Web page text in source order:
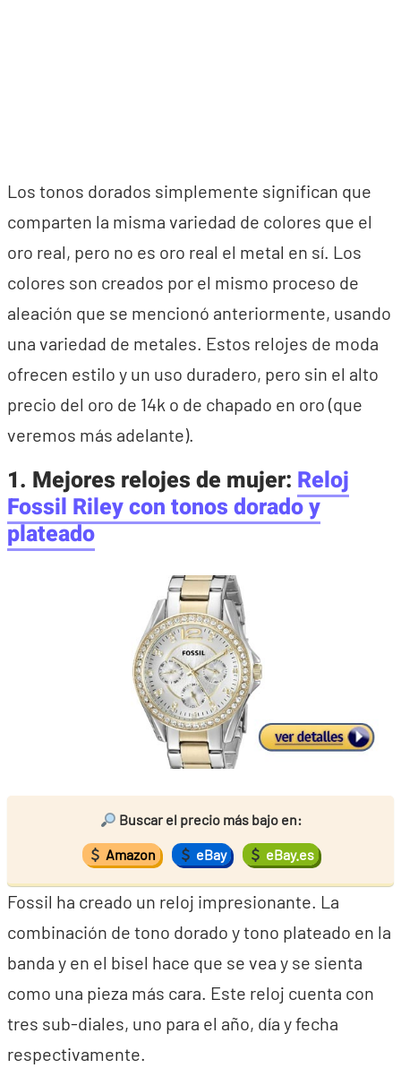
Los tonos dorados simplemente significan que
comparten la misma variedad de colores que el
oro real, pero no es oro real el metal en sí. Los
colores son creados por el mismo proceso de
aleación que se mencionó anteriormente, usando
una variedad de metales. Estos relojes de moda
ofrecen estilo y un uso duradero, pero sin el alto
precio del oro de 14k o de chapado en oro (que
veremos más adelante).
1. Mejores relojes de mujer: Reloj
Fossil Riley con tonos dorado y
plateado
Buscar el precio más bajo en:
Amazon eBay eBay.es
Fossil ha creado un reloj impresionante. La
combinación de tono dorado y tono plateado en la
banda y en el bisel hace que se vea y se sienta
como una pieza más cara. Este reloj cuenta con
tres sub-diales, uno para el año, día y fecha
respectivamente.